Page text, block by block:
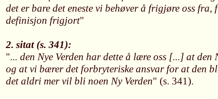
det er bare det eneste vi behøver å frigjøre oss fra,
definisjon frigjort"
2. sitat (s. 341):
"... den Nye Verden har dette å lære oss [...] at den
og at vi bærer det forbryteriske ansvar for at den
det aldri mer vil bli noen Ny Verden" (s. 341).